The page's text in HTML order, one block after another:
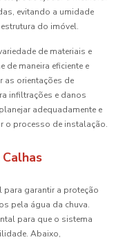
evitando a umidade
do imóvel.
de materiais e
de maneira eficiente e
as orientações de
infiltrações e danos
adequadamente e
o processo de instalação.
garantir a proteção
pela água da chuva.
para que o sistema
Abaixo,